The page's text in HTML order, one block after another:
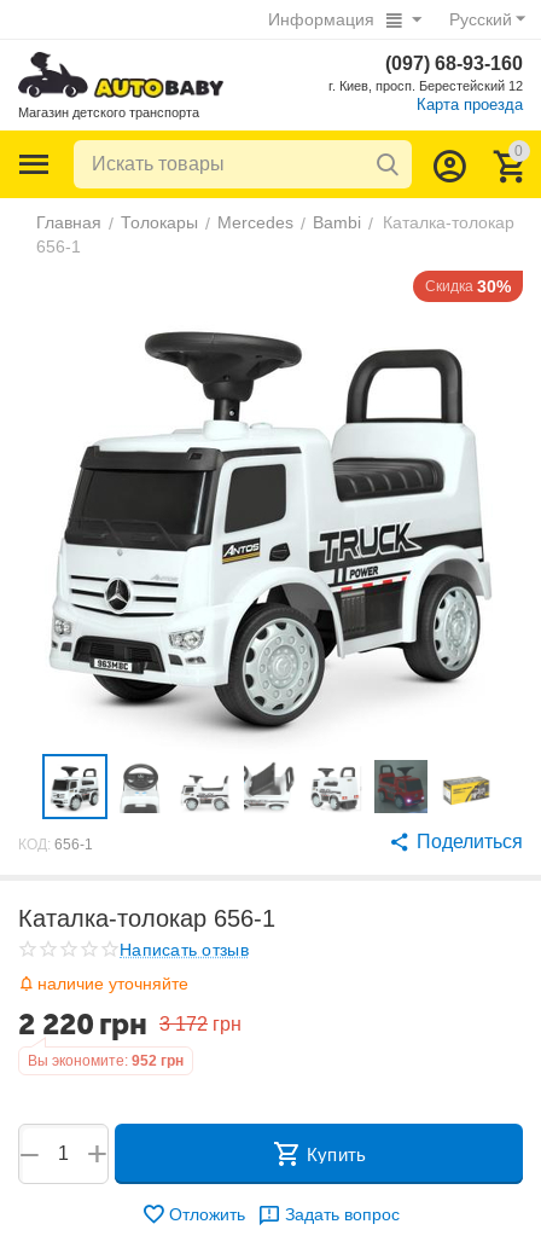
Русский
Информация
Магазин детского транспорта
(097) 68-93-160
г. Киев, просп. Берестейский 12
Карта проезда
0
Главная / Толокары / Mercedes / Bambi / Каталка-толокар
656-1
Скидка 30%
КОД: 656-1 Поделиться
Каталка-толокар 656-1
Написать отзыв
наличие уточняйте
3 172 грн
2 220 грн
Вы экономите: 952 грн
+
− Купить
Отложить Задать вопрос